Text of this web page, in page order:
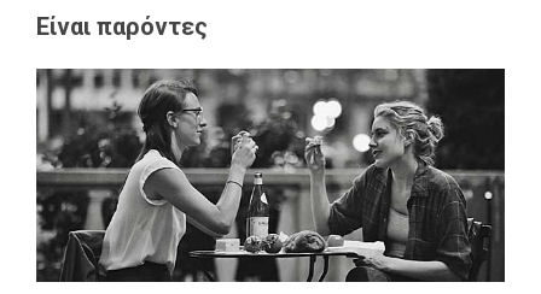
Είναι παρόντες